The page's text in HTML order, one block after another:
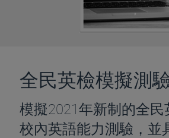
全民英檢模擬測
模擬2021年新制的全
校內英語能力測驗，並